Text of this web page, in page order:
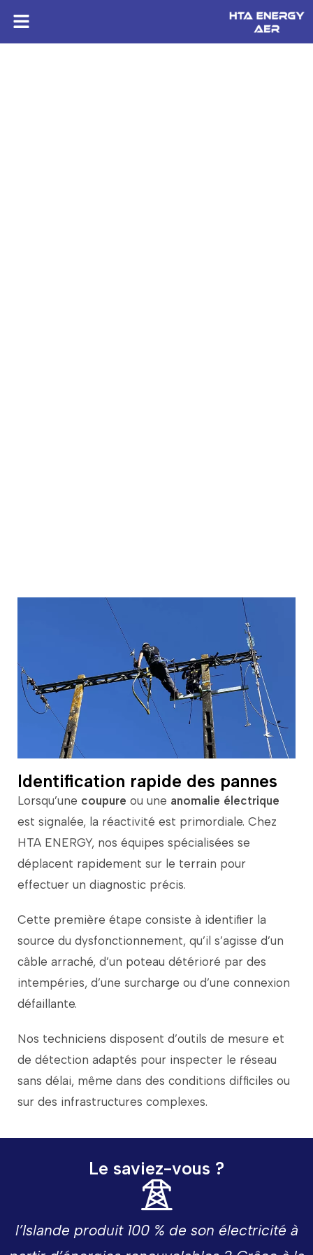
Identification rapide des pannes
Lorsqu’une coupure ou une anomalie électrique
est signalée, la réactivité est primordiale. Chez
HTA ENERGY, nos équipes spécialisées se
déplacent rapidement sur le terrain pour
effectuer un diagnostic précis.
Cette première étape consiste à identifier la
source du dysfonctionnement, qu’il s’agisse d’un
câble arraché, d’un poteau détérioré par des
intempéries, d’une surcharge ou d’une connexion
défaillante.
Nos techniciens disposent d’outils de mesure et
de détection adaptés pour inspecter le réseau
sans délai, même dans des conditions difficiles ou
sur des infrastructures complexes.
Le saviez-vous ?
l’Islande produit 100 % de son électricité à